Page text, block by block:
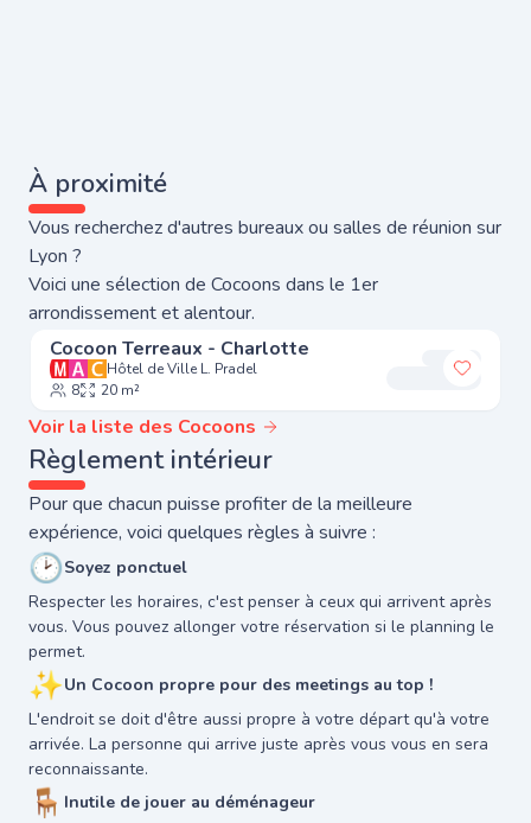
À proximité
Vous recherchez d'autres bureaux ou salles de réunion sur
Lyon ?
Voici une sélection de Cocoons dans le 1er
arrondissement et alentour.
Cocoon Terreaux - Charlotte
Hôtel de Ville L. Pradel
8
20 m²
Voir la liste des Cocoons
Règlement intérieur
Pour que chacun puisse profiter de la meilleure
expérience, voici quelques règles à suivre :
🕑Soyez ponctuel
Respecter les horaires, c'est penser à ceux qui arrivent après
vous. Vous pouvez allonger votre réservation si le planning le
permet.
✨Un Cocoon propre pour des meetings au top !
L'endroit se doit d'être aussi propre à votre départ qu'à votre
arrivée. La personne qui arrive juste après vous vous en sera
reconnaissante.
🪑 Inutile de jouer au déménageur